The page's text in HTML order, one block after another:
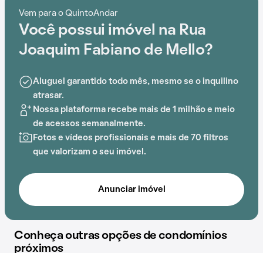
Vem para o QuintoAndar
Você possui imóvel na Rua
Joaquim Fabiano de Mello?
Aluguel garantido todo mês, mesmo se o inquilino
atrasar.
Nossa plataforma recebe mais de 1 milhão e meio
de acessos semanalmente.
Fotos e vídeos profissionais e mais de 70 filtros
que valorizam o seu imóvel.
Anunciar imóvel
Conheça outras opções de condomínios
próximos